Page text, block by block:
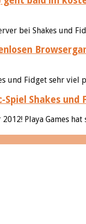
bei Shakes und
und Fidget sehr viel
Playa Games